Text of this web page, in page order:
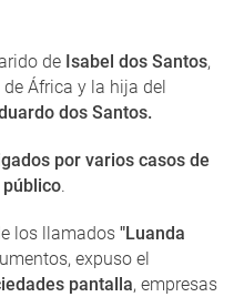
de Isabel dos Santos,
África y la hija del
dos Santos.
por varios casos de
.
los llamados "Luanda
expuso el
pantalla, empresas